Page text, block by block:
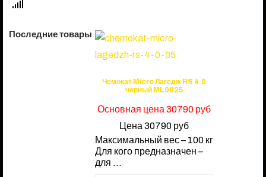
Последние товары
Чемокат Micro Лагедж RS 4.0
чёрный ML0025
Основная цена 30790 руб
Цена 30790 руб
Максимальный вес – 100 кг
Для кого предназначен –
для ...